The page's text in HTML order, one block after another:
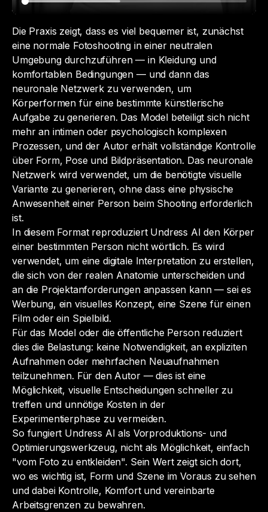
Die Praxis zeigt, dass es viel bequemer ist, zunächst
eine normale Fotoshooting in einer neutralen
Umgebung durchzuführen — in Kleidung und
komfortablen Bedingungen — und dann das
neuronale Netzwerk zu verwenden, um
Körperformen für eine bestimmte künstlerische
Aufgabe zu generieren. Das Model beteiligt sich nicht
mehr an intimen oder psychologisch komplexen
Prozessen, und der Autor erhält vollständige Kontrolle
über Form, Pose und Bildpräsentation. Das neuronale
Netzwerk wird verwendet, um die benötigte visuelle
Variante zu generieren, ohne dass eine physische
Anwesenheit einer Person beim Shooting erforderlich
ist.
In diesem Format reproduziert Undress AI den Körper
einer bestimmten Person nicht wörtlich. Es wird
verwendet, um eine digitale Interpretation zu erstellen,
die sich von der realen Anatomie unterscheiden und
an die Projektanforderungen anpassen kann — sei es
Werbung, ein visuelles Konzept, eine Szene für einen
Film oder ein Spielbild.
Für das Model oder die öffentliche Person reduziert
dies die Belastung: keine Notwendigkeit, an expliziten
Aufnahmen oder mehrfachen Neuaufnahmen
teilzunehmen. Für den Autor — dies ist eine
Möglichkeit, visuelle Entscheidungen schneller zu
treffen und unnötige Kosten in der
Experimentierphase zu vermeiden.
So fungiert Undress AI als Vorproduktions- und
Optimierungswerkzeug, nicht als Möglichkeit, einfach
"vom Foto zu entkleiden". Sein Wert zeigt sich dort,
wo es wichtig ist, Form und Szene im Voraus zu sehen
und dabei Kontrolle, Komfort und vereinbarte
Arbeitsgrenzen zu bewahren.